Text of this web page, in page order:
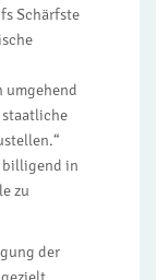
Schärfste
umgehend
staatliche
billigend in
zu
der